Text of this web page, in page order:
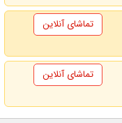
تماشای آنلاین
تماشای آنلاین